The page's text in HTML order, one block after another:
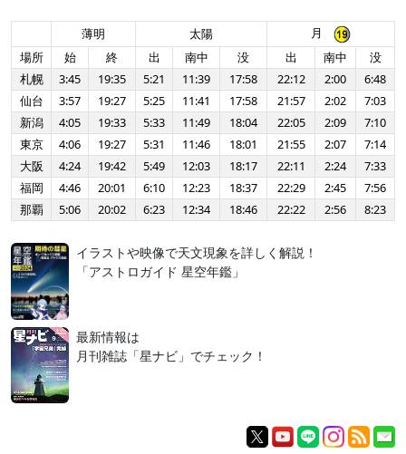
薄明 太陽
月
場所
始 終 出 南中 没 出 南中
没
札幌
3:45 19:35 5:21 11:39 17:58 22:12 2:00
6:48
仙台
3:57 19:27 5:25 11:41 17:58 21:57 2:02
7:03
新潟
4:05 19:33 5:33 11:49 18:04 22:05 2:09
7:10
東京
4:06 19:27 5:31 11:46 18:01 21:55 2:07
7:14
大阪
4:24 19:42 5:49 12:03 18:17 22:11 2:24
7:33
福岡
4:46 20:01 6:10 12:23 18:37 22:29 2:45
7:56
那覇
5:06 20:02 6:23 12:34 18:46 22:22 2:56 8:23
イラストや映像で天文現象を詳しく解説！
「アストロガイド 星空年鑑」
最新情報は
月刊雑誌「星ナビ」でチェック！